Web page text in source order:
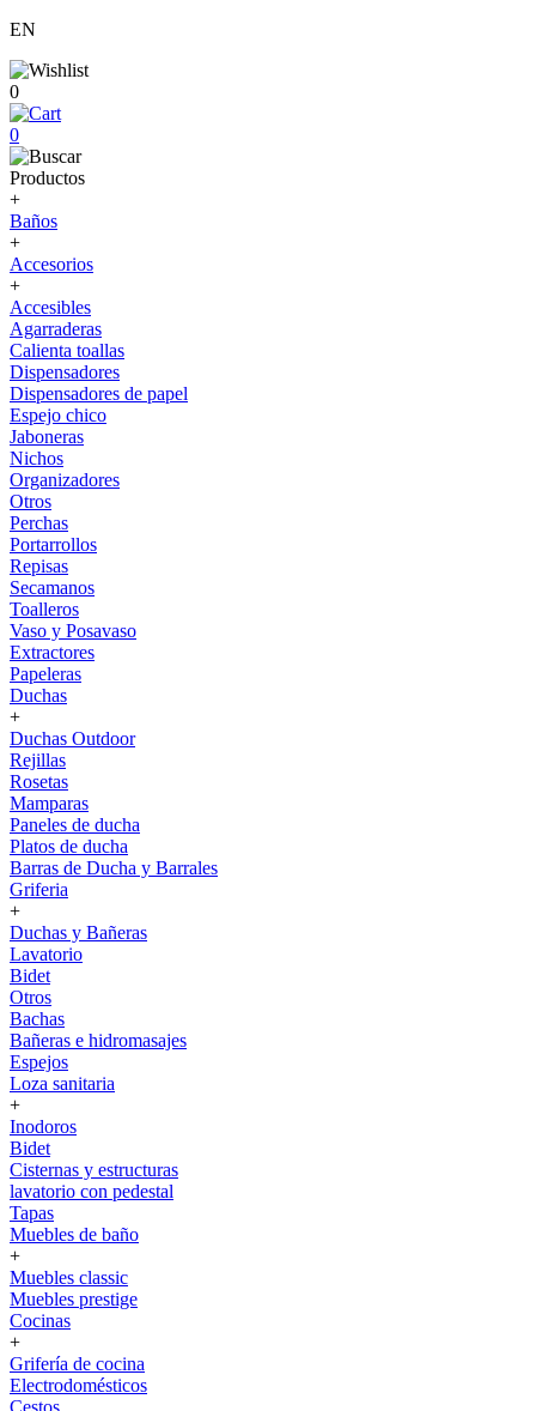
EN
0
0
Productos
+
Baños
+
Accesorios
+
Accesibles
Agarraderas
Calienta toallas
Dispensadores
Dispensadores de papel
Espejo chico
Jaboneras
Nichos
Organizadores
Otros
Perchas
Portarrollos
Repisas
Secamanos
Toalleros
Vaso y Posavaso
Extractores
Papeleras
Duchas
+
Duchas Outdoor
Rejillas
Rosetas
Mamparas
Paneles de ducha
Platos de ducha
Barras de Ducha y Barrales
Griferia
+
Duchas y Bañeras
Lavatorio
Bidet
Otros
Bachas
Bañeras e hidromasajes
Espejos
Loza sanitaria
+
Inodoros
Bidet
Cisternas y estructuras
lavatorio con pedestal
Tapas
Muebles de baño
+
Muebles classic
Muebles prestige
Cocinas
+
Grifería de cocina
Electrodomésticos
Cestos